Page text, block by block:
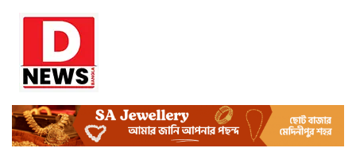
Dnews
#Medinipur24X7News